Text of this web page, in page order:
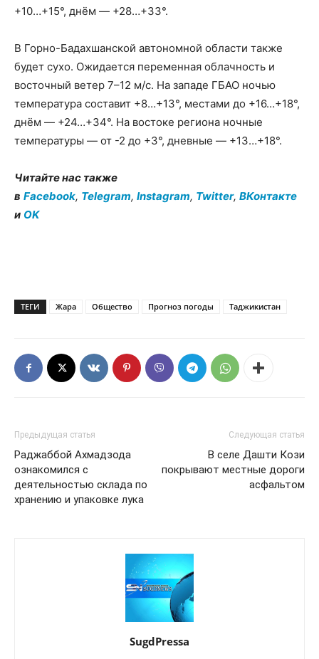
+10…+15°, днём — +28…+33°.
В Горно-Бадахшанской автономной области также
будет сухо. Ожидается переменная облачность и
восточный ветер 7–12 м/с. На западе ГБАО ночью
температура составит +8…+13°, местами до +16…+18°,
днём — +24…+34°. На востоке региона ночные
температуры — от -2 до +3°, дневные — +13…+18°.
Читайте нас также
в Facebook, Telegram, Instagram, Twitter, ВКонтакте
и OK
ТЕГИ Жара Общество Прогноз погоды Таджикистан
Предыдущая статья
Раджаббой Ахмадзода
ознакомился с
деятельностью склада по
хранению и упаковке лука
Следующая статья
В селе Дашти Кози
покрывают местные дороги
асфальтом
SugdPressa